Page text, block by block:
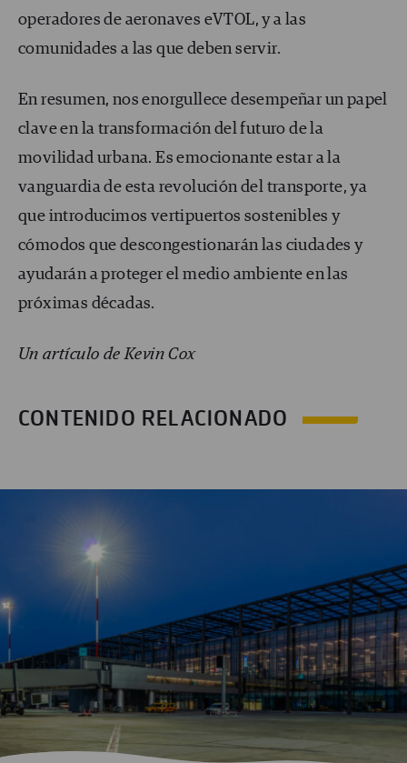
operadores de aeronaves eVTOL, y a las
comunidades a las que deben servir.
En resumen, nos enorgullece desempeñar un papel
clave en la transformación del futuro de la
movilidad urbana. Es emocionante estar a la
vanguardia de esta revolución del transporte, ya
que introducimos vertipuertos sostenibles y
cómodos que descongestionarán las ciudades y
ayudarán a proteger el medio ambiente en las
próximas décadas.
Un artículo de Kevin Cox
CONTENIDO RELACIONADO